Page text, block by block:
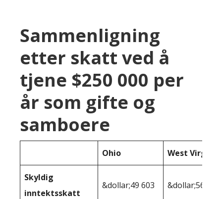
Sammenligning
etter skatt ved å
tjene $250 000 per
år som gifte og
samboere
Ohio West Virginia
Skyldig
inntektsskatt
&dollar;49 603 &dollar;56 320